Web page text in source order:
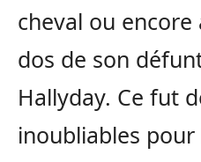
cheval ou
dos de son
Hallyday. Ce fut
inoubliables